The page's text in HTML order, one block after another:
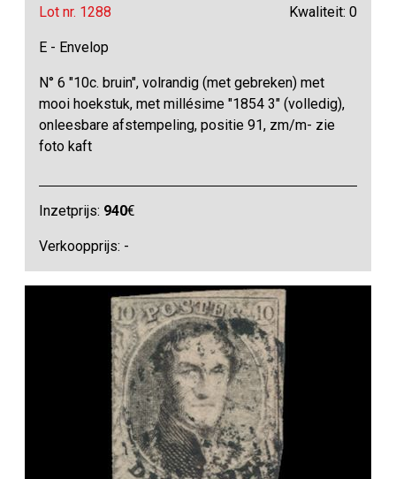
Lot nr. 1288 Kwaliteit: 0
E - Envelop
N° 6 "10c. bruin", volrandig (met gebreken) met
mooi hoekstuk, met millésime "1854 3" (volledig),
onleesbare afstempeling, positie 91, zm/m- zie
foto kaft
Inzetprijs: 940€
Verkoopprijs: -